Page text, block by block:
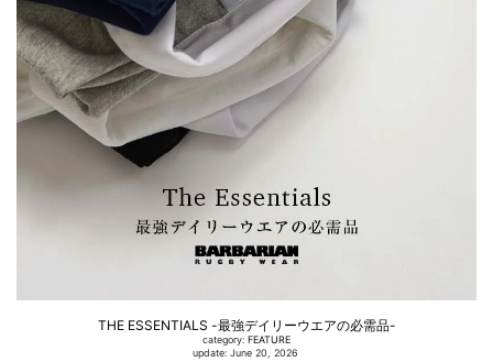
THE ESSENTIALS -最強デイリーウエアの必需品-
category: FEATURE
update: June 20, 2026